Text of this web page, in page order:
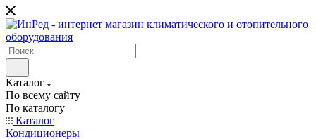
Каталог
По всему сайту
По каталогу
Каталог
Кондиционеры